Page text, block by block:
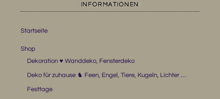
INFORMATIONEN
Startseite
Shop
Dekoration ♥ Wanddeko, Fensterdeko
Deko für zuhause ♞ Feen, Engel, Tiere, Kugeln, Lichter …
Festtage